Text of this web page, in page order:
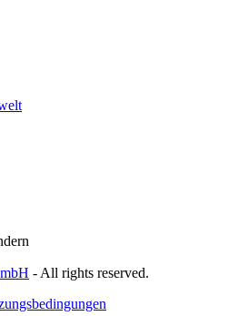
- All rights reserved.